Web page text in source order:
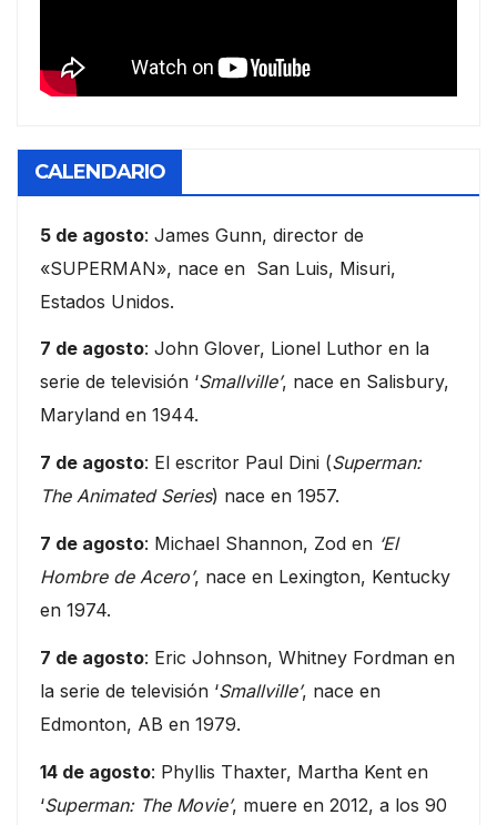
CALENDARIO
5 de agosto: James Gunn, director de
«SUPERMAN», nace en San Luis, Misuri,
Estados Unidos.
7 de agosto: John Glover, Lionel Luthor en la
serie de televisión ‘Smallville’, nace en Salisbury,
Maryland en 1944.
7 de agosto: El escritor Paul Dini (Superman:
The Animated Series) nace en 1957.
7 de agosto: Michael Shannon, Zod en ‘El
Hombre de Acero’, nace en Lexington, Kentucky
en 1974.
7 de agosto: Eric Johnson, Whitney Fordman en
la serie de televisión ‘Smallville’, nace en
Edmonton, AB en 1979.
14 de agosto: Phyllis Thaxter, Martha Kent en
‘Superman: The Movie’, muere en 2012, a los 90